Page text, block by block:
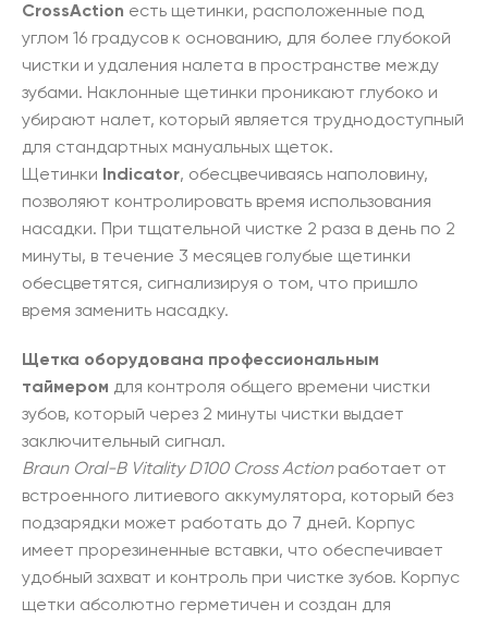
CrossAction есть щетинки, расположенные под
углом 16 градусов к основанию, для более глубокой
чистки и удаления налета в пространстве между
зубами. Наклонные щетинки проникают глубоко и
убирают налет, который является труднодоступный
для стандартных мануальных щеток.
Щетинки
Indicator, обесцвечиваясь наполовину,
позволяют контролировать время использования
насадки. При тщательной чистке 2 раза в день по 2
минуты, в течение 3 месяцев голубые щетинки
обесцветятся, сигнализируя о том, что пришло
время заменить насадку.
Щетка оборудована профессиональным
таймером для контроля общего времени чистки
зубов, который через 2 минуты чистки выдает
заключительный сигнал.
Braun Oral-B Vitality D100 Cross Actionработает от
встроенного литиевого аккумулятора, который без
подзарядки может работать до 7 дней. Корпус
имеет прорезиненные вставки, что обеспечивает
удобный захват и контроль при чистке зубов. Корпус
щетки абсолютно герметичен и создан для